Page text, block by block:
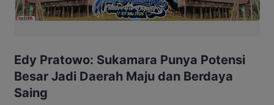
Edy Pratowo: Sukamara Punya Potensi
Besar Jadi Daerah Maju dan Berdaya
Saing